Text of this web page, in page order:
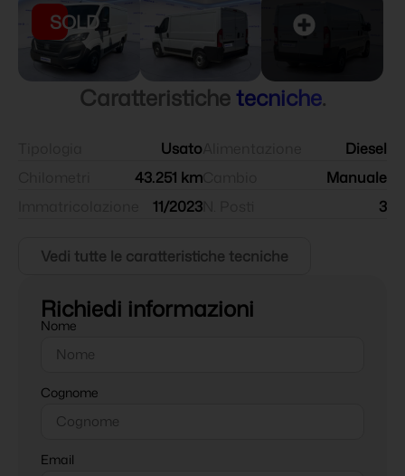
SOLD
Caratteristichetecniche.
Usato
43.251 km
11/2023
Diesel
Manuale
3
Vedi tutte le caratteristiche tecniche
Richiedi informazioni
Nome
Cognome
Email